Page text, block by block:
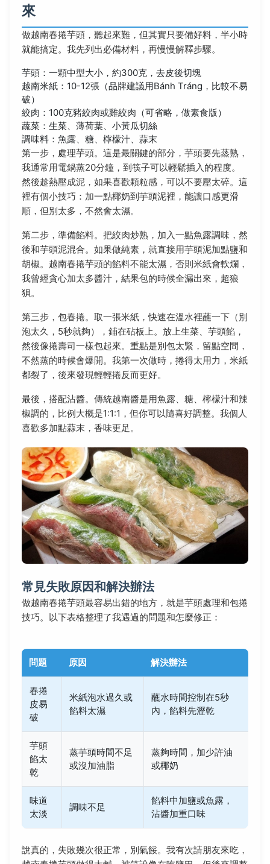
來
做越南春捲芋頭，聽起來難，但其實只要備好料，半小時
就能搞定。我先列出必備材料，再慢慢解釋步驟。
芋頭：一顆中型大小，約300克，去皮後切塊
越南米紙：10-12張（品牌建議用Bánh Tráng，比較不易
破）
絞肉：100克豬絞肉或雞絞肉（可省略，做素食版）
蔬菜：生菜、薄荷葉、小黃瓜切絲
調味料：魚露、糖、檸檬汁、蒜末
第一步，處理芋頭。這是最關鍵的部分，芋頭要先蒸熟，
我通常用電鍋蒸20分鐘，到筷子可以輕鬆插入的程度。
然後趁熱壓成泥，如果喜歡顆粒感，可以不要壓太碎。這
裡有個小技巧：加一點椰奶到芋頭泥裡，能讓口感更滑
順，但別太多，不然會太濕。
第二步，準備餡料。把絞肉炒熟，加入一點魚露調味，然
後和芋頭泥混合。如果做純素，就直接用芋頭泥加點鹽和
胡椒。越南春捲芋頭的餡料不能太濕，否則米紙會軟爛，
我曾經貪心加太多醬汁，結果包的時候全漏出來，超狼
狽。
第三步，包春捲。取一張米紙，快速在溫水裡蘸一下（別
泡太久，5秒就夠），鋪在砧板上。放上生菜、芋頭餡，
然後像捲壽司一樣包起來。重點是別包太緊，留點空間，
不然蒸的時候會爆開。我第一次做時，捲得太用力，米紙
都裂了，後來發現輕輕捲反而更好。
最後，搭配沾醬。傳統越南醬是用魚露、糖、檸檬汁和辣
椒調的，比例大概是1:1:1，但你可以隨喜好調整。我個人
喜歡多加點蒜末，香味更足。
常見失敗原因和解決辦法
做越南春捲芋頭最容易出錯的地方，就是芋頭處理和包捲
技巧。以下表格整理了我遇過的問題和怎麼修正：
問題 原因 解決辦法
春捲
皮易
破
米紙泡水過久或
餡料太濕
蘸水時間控制在5秒
內，餡料先瀝乾
芋頭
餡太
乾
蒸芋頭時間不足
或沒加油脂
蒸夠時間，加少許油
或椰奶
味道
太淡
調味不足
餡料中加鹽或魚露，
沾醬加重口味
說真的，失敗幾次很正常，別氣餒。我有次請朋友來吃，